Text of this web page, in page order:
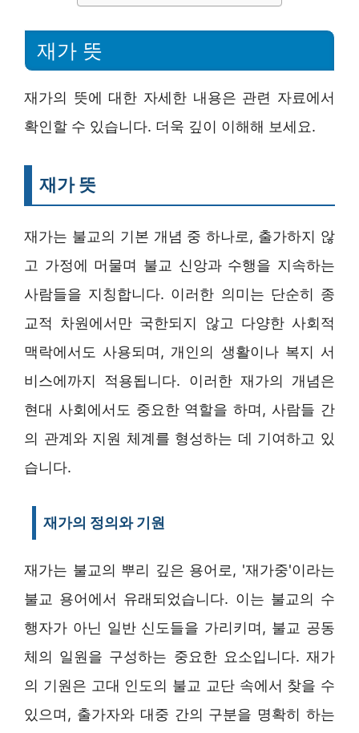
재가 뜻
재가의 뜻에 대한 자세한 내용은 관련 자료에서
확인할 수 있습니다. 더욱 깊이 이해해 보세요.
재가 뜻
재가는 불교의 기본 개념 중 하나로, 출가하지 않
고 가정에 머물며 불교 신앙과 수행을 지속하는
사람들을 지칭합니다. 이러한 의미는 단순히 종
교적 차원에서만 국한되지 않고 다양한 사회적
맥락에서도 사용되며, 개인의 생활이나 복지 서
비스에까지 적용됩니다. 이러한 재가의 개념은
현대 사회에서도 중요한 역할을 하며, 사람들 간
의 관계와 지원 체계를 형성하는 데 기여하고 있
습니다.
재가의 정의와 기원
재가는 불교의 뿌리 깊은 용어로, '재가중'이라는
불교 용어에서 유래되었습니다. 이는 불교의 수
행자가 아닌 일반 신도들을 가리키며, 불교 공동
체의 일원을 구성하는 중요한 요소입니다. 재가
의 기원은 고대 인도의 불교 교단 속에서 찾을 수
있으며, 출가자와 대중 간의 구분을 명확히 하는